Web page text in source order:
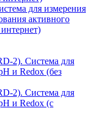
для измерения
активного
2). Система для
и Redox (без
2). Система для
и Redox (с